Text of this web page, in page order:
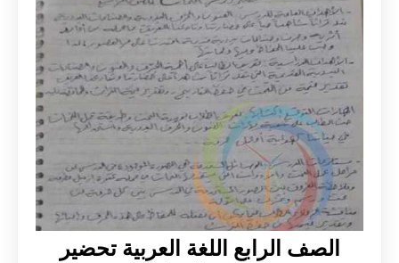
الصف الرابع اللغة العربية تحضير